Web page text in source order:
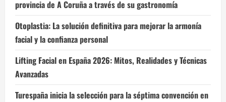
provincia de A Coruña a través de su gastronomía
Otoplastia: La solución definitiva para mejorar la armonía
facial y la confianza personal
Lifting Facial en España 2026: Mitos, Realidades y Técnicas
Avanzadas
Turespaña inicia la selección para la séptima convención en